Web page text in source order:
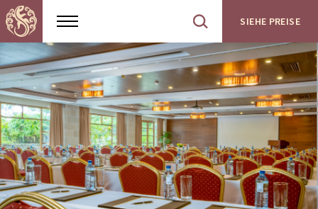
Show
menu
Open
site
search
SIEHE PREISE